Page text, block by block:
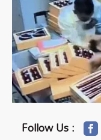
Follow Us :